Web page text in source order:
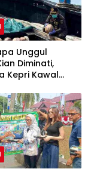
Unggul
Diminati,
Kepri Kawal